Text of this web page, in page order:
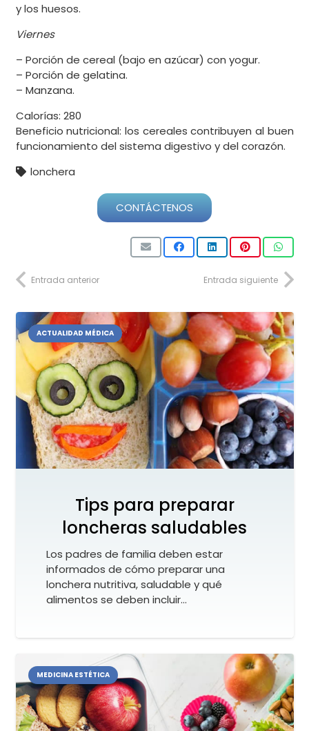
y los huesos.
Viernes
– Porción de cereal (bajo en azúcar) con yogur.
– Porción de gelatina.
– Manzana.
Calorías: 280
Beneficio nutricional: los cereales contribuyen al buen
funcionamiento del sistema digestivo y del corazón.
lonchera
CONTÁCTENOS
Entrada anterior Entrada siguiente
ACTUALIDAD MÉDICA
Tips para preparar
loncheras saludables
Los padres de familia deben estar
informados de cómo preparar una
lonchera nutritiva, saludable y qué
alimentos se deben incluir…
MEDICINA ESTÉTICA